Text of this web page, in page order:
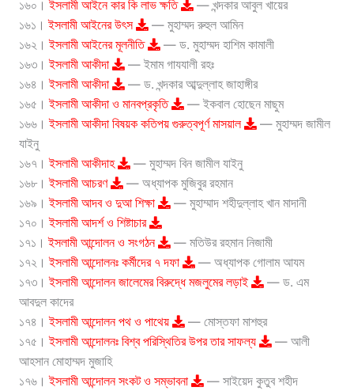
১৬০।ইসলামী আইনে কার কি লাভ ক্ষতি
— খন্দকার আবুল খায়ের
১৬১।ইসলামী আইনের উৎস
— মুহাম্মদ রুহুল আমিন
১৬২।ইসলামী আইনের মূলনীতি
— ড. মুহাম্মদ হাশিম কামালী
১৬৩।ইসলামী আকীদা
— ইমাম গাযযালী রহঃ
১৬৪।ইসলামী আকীদা
— ড. খন্দকার আব্দুল্লাহ জাহাঙ্গীর
১৬৫।ইসলামী আকীদা ও মানবপ্রকৃতি
— ইকবাল হোছেন মাছুম
১৬৬।ইসলামী আকীদা বিষয়ক কতিপয় গুরুত্বপূর্ণ মাসয়াল
— মুহাম্মদ জামীল
যাইনু
১৬৭।ইসলামী আকীদাহ
— মুহাম্মদ বিন জামীল যাইনু
১৬৮।ইসলামী আচরণ
— অধ্যাপক মুজিবুর রহমান
১৬৯।ইসলামী আদব ও দুআ শিক্ষা
— মুহাম্মাদ শহীদুল্লাহ খান মাদানী
১৭০।ইসলামী আদর্শ ও শিষ্টাচার
১৭১।ইসলামী আন্দোলন ও সংগঠন
— মতিউর রহমান নিজামী
১৭২।ইসলামী আন্দোলনঃ কর্মীদের ৭ দফা
— অধ্যাপক গোলাম আযম
১৭৩।ইসলামী আন্দোলন জালেমের বিরুদ্ধে মজলুমের লড়াই
— ড. এম
আবদুল কাদের
১৭৪।ইসলামী আন্দোলন পথ ও পাথেয়
— মোস্তফা মাশহুর
১৭৫।ইসলামী আন্দোলনঃ বিশ্ব পরিস্থিতির উপর তার সাফল্য
— আলী
আহসান মোহাম্মদ মুজাহি
১৭৬।ইসলামী আন্দোলন সংকট ও সম্ভাবনা
— সাইয়েদ কুতুব শহীদ